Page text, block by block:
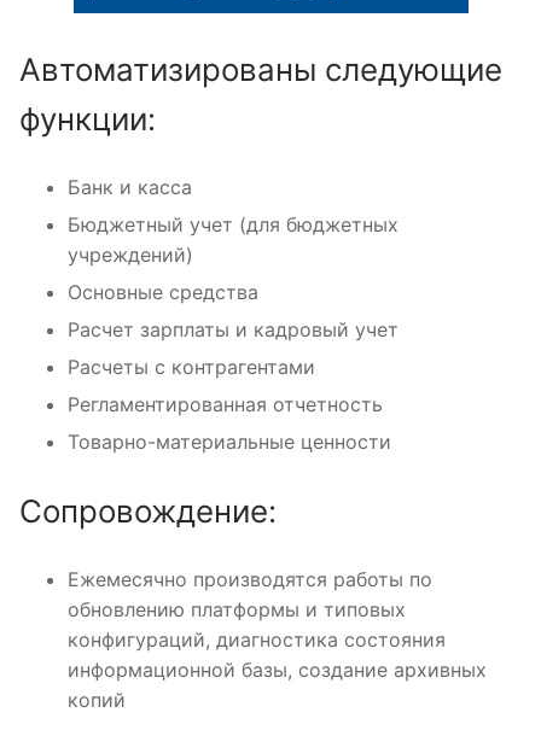
Автоматизированы следующие
функции:
Банк и касса
Бюджетный учет (для бюджетных
учреждений)
Основные средства
Расчет зарплаты и кадровый учет
Расчеты с контрагентами
Регламентированная отчетность
Товарно-материальные ценности
Сопровождение:
Ежемесячно производятся работы по
обновлению платформы и типовых
конфигураций, диагностика состояния
информационной базы, создание архивных
копий